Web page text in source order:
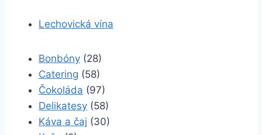
Lechovická vína
Bonbóny (28)
Catering (58)
Čokoláda (97)
Delikatesy (58)
Káva a čaj (30)